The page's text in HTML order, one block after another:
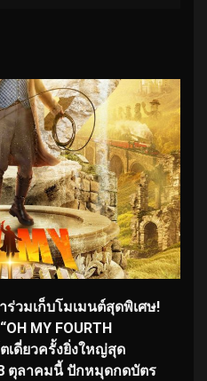
ร่วมเก็บโมเมนต์สุดพิเศษ!
MY FOURTH
เดี่ยวครั้งยิ่งใหญ่สุด
ตุลาคมนี้ ปักหมุดกดบัตร